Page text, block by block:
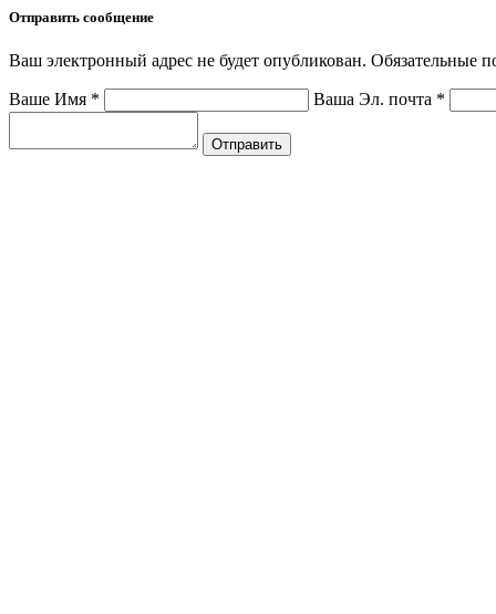
Отправить сообщение
Ваш электронный адрес не будет опубликован. Обязательные
Ваше Имя * Ваша Эл. почта *
Отправить